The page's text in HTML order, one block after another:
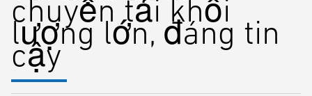
chuyển tải khối
lượng lớn, đáng tin
cậy